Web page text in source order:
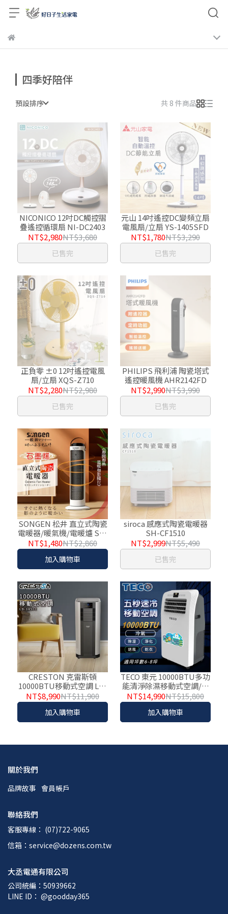
四季好陪伴
預設排序 共 8 件商品
NICONICO 12吋DC觸控摺
疊遙控循環扇 NI-DC2403
NT$2,980NT$3,680
已售完
元山 14吋遙控DC變頻立扇
電風扇/立扇 YS-1405SFD
NT$1,780NT$3,290
已售完
正負零 ±0 12吋遙控電風
扇/立扇 XQS-Z710
NT$2,280NT$2,980
已售完
PHILIPS 飛利浦 陶瓷塔式
遙控暖風機 AHR2142FD
NT$2,990NT$3,990
已售完
SONGEN 松井 直立式陶瓷
電暖器/暖氣機/電暖爐 SG-
072TC 石墨烯版
NT$1,480NT$2,860
加入購物車
siroca 感應式陶瓷電暖器
SH-CF1510
NT$2,999NT$5,490
已售完
CRESTON 克雷斯頓
10000BTU移動式空調 LD-
3450C
NT$8,990NT$11,900
加入購物車
TECO 東元 10000BTU多功
能清淨除濕移動式空調/冷
氣機 XYFMP-2801FC
NT$14,990NT$15,800
加入購物車
關於我們
品牌故事 會員帳戶
聯絡我們
客服專線： (07)722-9065
信箱：service@dozens.com.tw
大丞電通有限公司
公司統編：50939662
LINE ID： @goodday365